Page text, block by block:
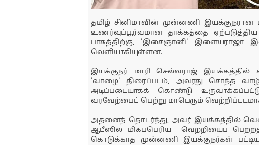
தமிழ் சினிமாவின் முன்னணி இயக்குநரான
உணர்வுப்பூர்வமான தாக்கத்தை
பாகத்திற்கு, 'இசைஞானி'
வெளியாகியுள்ளன.
இயக்குநர் மாரி செல்வராஜ்
'வாழை' திரைப்படம், அவரது சொந்த
அடிப்படையாகக் கொண்டு
வரவேற்பைப் பெற்று மாபெரும்
அதனைத் தொடர்ந்து, அவர் இயக்கத்தில்
ஆபீஸில் மிகப்பெரிய வெற்றியைப்
கொடுக்காத முன்னணி இயக்குநர்கள்